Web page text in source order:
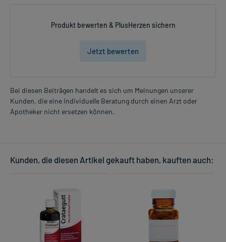
Produkt bewerten & PlusHerzen sichern
Jetzt bewerten
Bei diesen Beiträgen handelt es sich um Meinungen unserer
Kunden, die eine individuelle Beratung durch einen Arzt oder
Apotheker nicht ersetzen können.
Kunden, die diesen Artikel gekauft haben, kauften auch: